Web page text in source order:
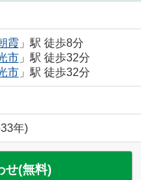
霞 」駅 徒歩8分
市」駅 徒歩32分
市」駅 徒歩32分
年)
せ(無料)